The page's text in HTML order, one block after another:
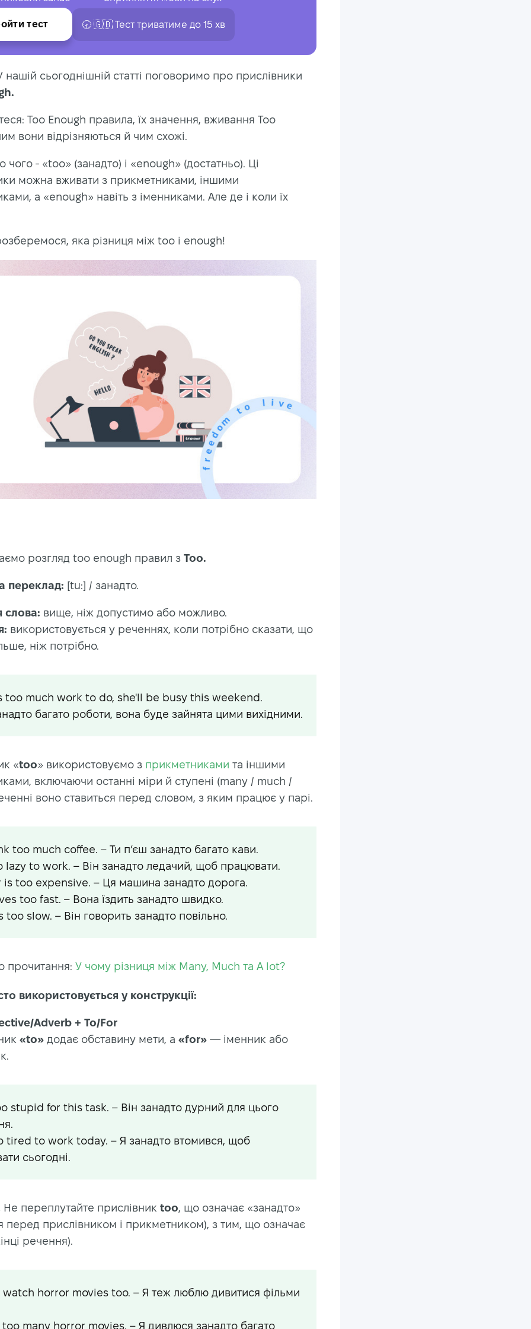
тест 🕣 🇬🇧 Тест триватиме до 15 хв
сьогоднішній статті поговоримо про прислівники
Too Enough правила, їх значення, вживання Too
вони відрізняються й чим схожі.
- «too» (занадто) і «enough» (достатньо). Ці
можна вживати з прикметниками, іншими
а «enough» навіть з іменниками. Але де і коли їх
яка різниця між too і enough!
розгляд too enough правил з Too.
переклад: [tu:] / занадто.
слова: вище, ніж допустимо або можливо.
використовується у реченнях, коли потрібно сказати, що
ніж потрібно.
too much work to do, she'll be busy this weekend.
багато роботи, вона буде зайнята цими вихідними.
«too» використовуємо з прикметниками та іншими
включаючи останні міри й ступені (many / much /
воно ставиться перед словом, з яким працює у парі.
too much coffee. – Ти п’єш занадто багато кави.
lazy to work. – Він занадто ледачий, щоб працювати.
is too expensive. – Ця машина занадто дорога.
too fast. – Вона їздить занадто швидко.
too slow. – Він говорить занадто повільно.
прочитання: У чому різниця між Many, Much та A lot?
використовується у конструкції:
Adverb + To/For
«to» додає обставину мети, а «for» — іменник або
stupid for this task. – Він занадто дурний для цього
tired to work today. – Я занадто втомився, щоб
сьогодні.
Не переплутайте прислівник too, що означає «занадто»
перед прислівником і прикметником), з тим, що означає
речення).
horror movies too. – Я теж люблю дивитися фільми
many horror movies. – Я дивлюся занадто багато